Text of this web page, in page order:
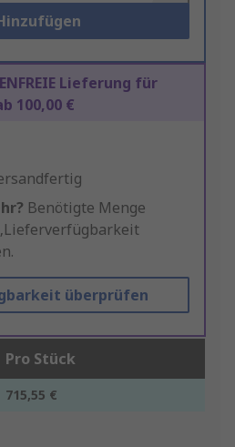
Lieferung für
100,00 €
Benötigte Menge
überprüfen
Pro Stück
715,55 €